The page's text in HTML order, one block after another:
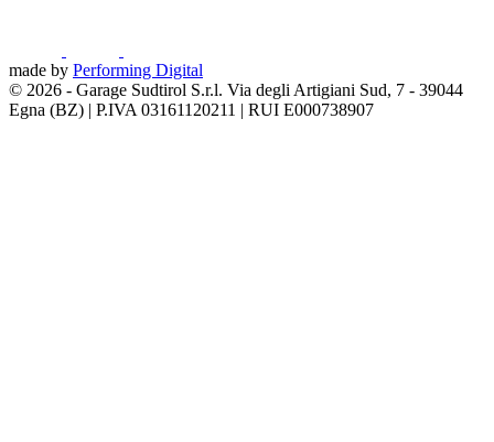
made by Performing Digital
© 2026 - Garage Sudtirol S.r.l. Via degli Artigiani Sud, 7 - 39044
Egna (BZ) | P.IVA 03161120211 | RUI E000738907